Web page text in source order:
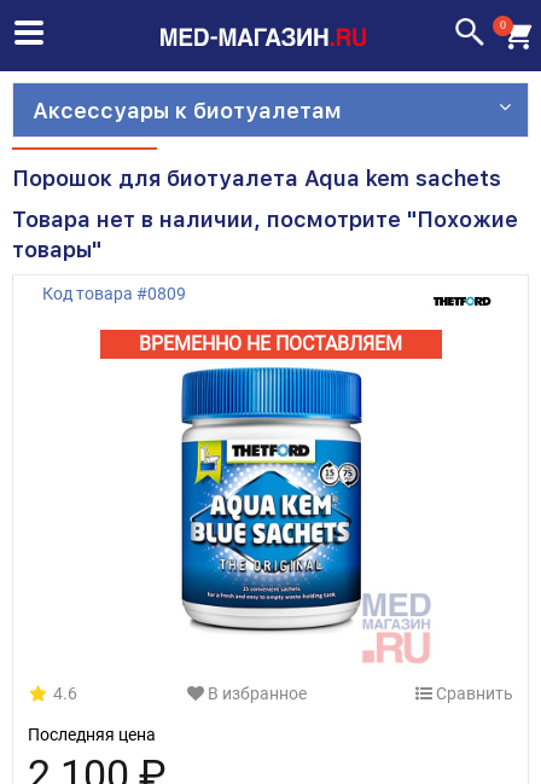
0
Аксессуары к биотуалетам
Порошок для биотуалета Aqua kem sachets
Товара нет в наличии, посмотрите "Похожие
товары"
Код товара #0809
ВРЕМЕННО НЕ ПОСТАВЛЯЕМ
4.6 В избранное Сравнить
Последняя цена
2 100 ₽